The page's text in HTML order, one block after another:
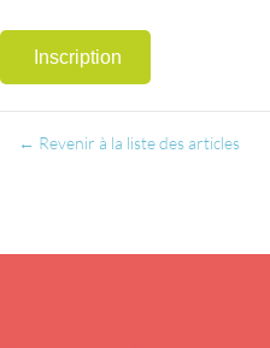
Inscription
← Revenir à la liste des articles